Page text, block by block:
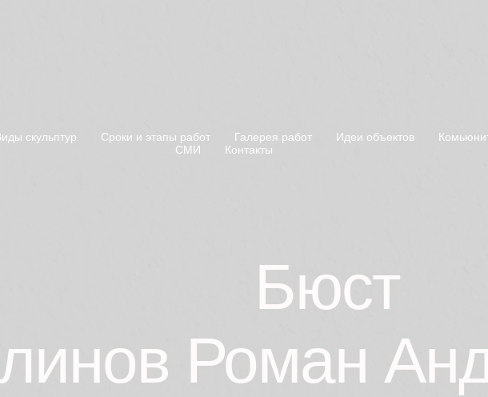
скульптур Сроки и этапы работ Галерея работ Идеи объектов
СМИ
Контакты
Бюст
Роман